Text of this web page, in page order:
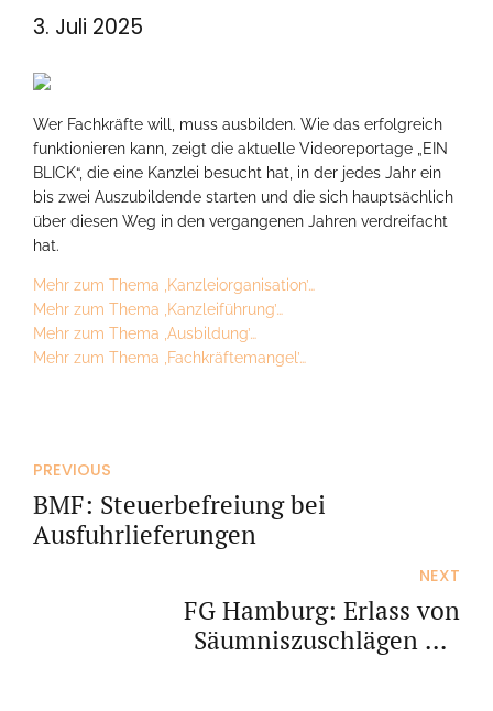
3. Juli 2025
Wer Fachkräfte will, muss ausbilden. Wie das erfolgreich
funktionieren kann, zeigt die aktuelle Videoreportage „EIN
BLICK“, die eine Kanzlei besucht hat, in der jedes Jahr ein
bis zwei Auszubildende starten und die sich hauptsächlich
über diesen Weg in den vergangenen Jahren verdreifacht
hat.
Mehr zum Thema ‚Kanzleiorganisation’…
Mehr zum Thema ‚Kanzleiführung’…
Mehr zum Thema ‚Ausbildung’…
Mehr zum Thema ‚Fachkräftemangel’…
PREVIOUS
BMF: Steuerbefreiung bei
Ausfuhrlieferungen
NEXT
FG Hamburg: Erlass von
Säumniszuschlägen bei